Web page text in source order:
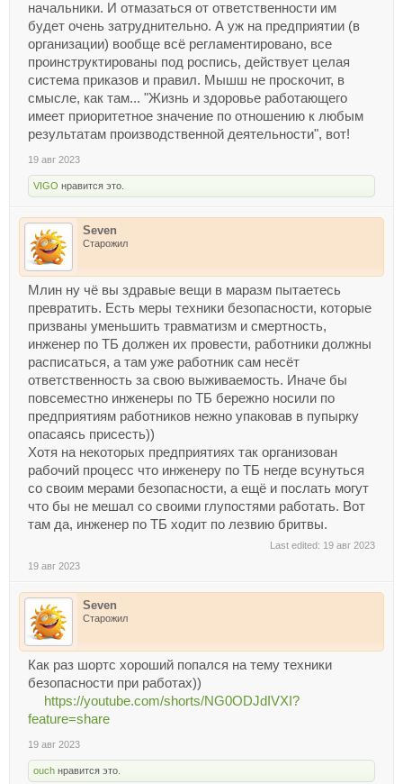
начальники. И отмазаться от ответственности им
будет очень затруднительно. А уж на предприятии (в
организации) вообще всё регламентировано, все
проинструктированы под роспись, действует целая
система приказов и правил. Мышш не проскочит, в
смысле, как там... "Жизнь и здоровье работающего
имеет приоритетное значение по отношению к любым
результатам производственной деятельности", вот!
19 авг 2023
VIGO нравится это.
Seven
Старожил
Млин ну чё вы здравые вещи в маразм пытаетесь
превратить. Есть меры техники безопасности, которые
призваны уменьшить травматизм и смертность,
инженер по ТБ должен их провести, работники должны
расписаться, а там уже работник сам несёт
ответственность за свою выживаемость. Иначе бы
повсеместно инженеры по ТБ бережно носили по
предприятиям работников нежно упаковав в пупырку
опасаясь присесть))
Хотя на некоторых предприятиях так организован
рабочий процесс что инженеру по ТБ негде всунуться
со своим мерами безопасности, а ещё и послать могут
что бы не мешал со своими глупостями работать. Вот
там да, инженер по ТБ ходит по лезвию бритвы.
Last edited: 19 авг 2023
19 авг 2023
Seven
Старожил
Как раз шортс хороший попался на тему техники
безопасности при работах))
https://youtube.com/shorts/NG0ODJdIVXI?
feature=share
19 авг 2023
ouch нравится это.